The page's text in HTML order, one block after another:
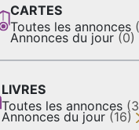
CARTES
Toutes les annonces
Annonces du jour (0)
LIVRES
Toutes les annonces
Annonces du jour (16)